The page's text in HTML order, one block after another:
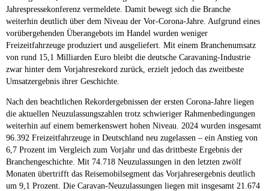
Jahrespressekonferenz vermeldete. Damit bewegt sich die Branche
weiterhin deutlich über dem Niveau der Vor-Corona-Jahre. Aufgrund eines
vorübergehenden Überangebots im Handel wurden weniger
Freizeitfahrzeuge produziert und ausgeliefert. Mit einem Branchenumsatz
von rund 15,1 Milliarden Euro bleibt die deutsche Caravaning-Industrie
zwar hinter dem Vorjahresrekord zurück, erzielt jedoch das zweitbeste
Umsatzergebnis ihrer Geschichte.
Nach den beachtlichen Rekordergebnissen der ersten Corona-Jahre liegen
die aktuellen Neuzulassungszahlen trotz schwieriger Rahmenbedingungen
weiterhin auf einem bemerkenswert hohen Niveau. 2024 wurden insgesamt
96.392 Freizeitfahrzeuge in Deutschland neu zugelassen – ein Anstieg von
6,7 Prozent im Vergleich zum Vorjahr und das drittbeste Ergebnis der
Branchengeschichte. Mit 74.718 Neuzulassungen in den letzten zwölf
Monaten übertrifft das Reisemobilsegment das Vorjahresergebnis deutlich
um 9,1 Prozent. Die Caravan-Neuzulassungen liegen mit insgesamt 21.674